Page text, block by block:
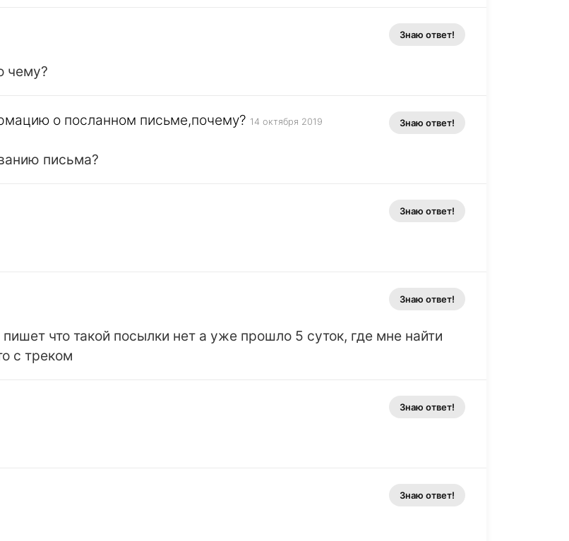
чему?
Знаю ответ!
о посланном письме,почему? 14 октября 2019
письма?
Знаю ответ!
Знаю ответ!
что такой посылки нет а уже прошло 5 суток, где мне найти
с треком
Знаю ответ!
Знаю ответ!
Знаю ответ!